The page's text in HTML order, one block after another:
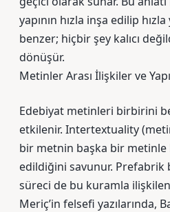
yapının hızla inşa edilip
benzer; hiçbir şey kalıcı
dönüşür.
Metinler Arası İlişkiler ve
Edebiyat metinleri birbirini
etkilenir. Intertextuality
bir metnin başka bir metinle
edildiğini savunur. Prefabrik
süreci de bu kuramla
Meriç’in felsefi yazılarında,